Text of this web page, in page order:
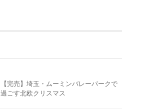
【完売】埼玉・ムーミンバレーパークで
過ごす北欧クリスマス